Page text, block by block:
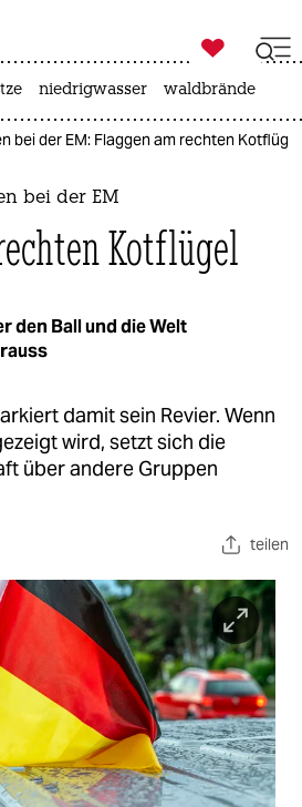
taz zahl ich
ich

taz zahl ich
niedrigwasser waldbrände
bei der EM: Flaggen am rechten Kotflügel
bei der EM
Kotflügel
den Ball und die Welt
damit sein Revier. Wenn
wird, setzt sich die
über andere Gruppen
teilen